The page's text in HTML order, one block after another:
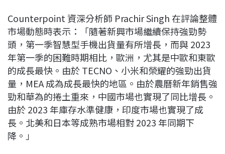
Counterpoint 資深分析師 Prachir Singh 在評論整體
市場動態時表示：「隨著新興市場繼續保持強勁勢
頭，第一季智慧型手機出貨量有所增長，而與 2023
年第一季的困難時期相比，歐洲，尤其是中歐和東歐
的成長最快。由於 TECNO、小米和榮耀的強勁出貨
量，MEA 成為成長最快的地區。由於農曆新年銷售強
勁和華為的捲土重來，中國市場也實現了同比增長。
由於 2023 年庫存水準健康，印度市場也實現了成
長。北美和日本等成熟市場相對 2023 年同期下
降。」